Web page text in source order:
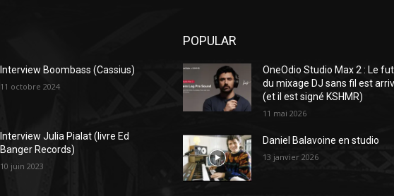
Interview Boombass (Cassius)
11 octobre 2024
Interview Julia Pialat (livre Ed
Banger Records)
10 juin 2023
POPULAR
OneOdio Studio Max 2 : Le
du mixage DJ sans fil est
(et il est signé KSHMR)
11 mai 2026
Daniel Balavoine en studio
13 janvier 2026